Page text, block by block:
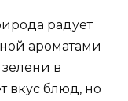
радует
ароматами
в
вкус блюд, но